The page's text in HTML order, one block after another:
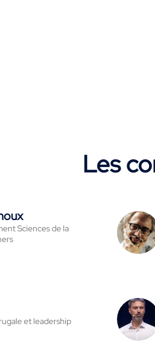
Les
Sciences de la
et leadership